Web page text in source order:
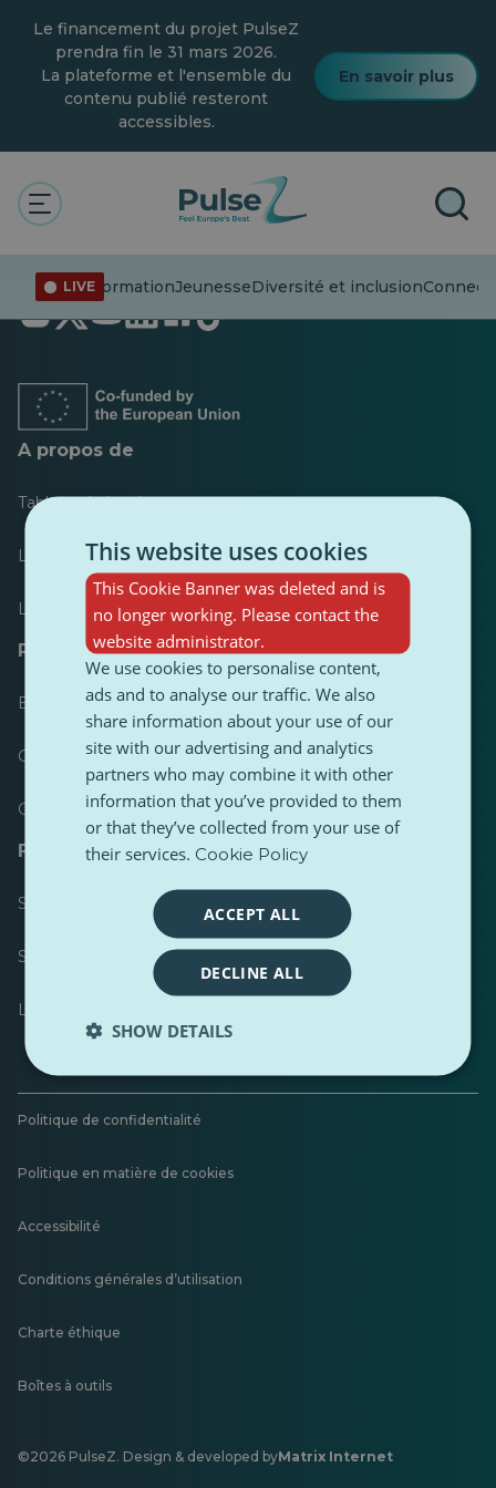
content
Le financement du projet PulseZ
prendra fin le 31 mars 2026.
La plateforme et l'ensemble du
contenu publié resteront
accessibles.
En savoir plus
LIVE
DésinformationJeunesseDiversité et inclusion
S'ouvre
dans
onglet
S'ouvre
dans
onglet
S'ouvre
dans
onglet
dans
onglet
dans
onglet
dans
A propos de
Tableau de bord
Le plus publié
Les plus suivis
Ressources pour les journalistes
Boîtes à outils
Guide de style de contenu PulseZ
Guide de publication pour les contributeurs PulseZ
FAQ
Soumettre une demande
Signaler un problème
Laisser un commentaire
Politique de confidentialité
Politique en matière de cookies
Accessibilité
Conditions générales d’utilisation
Charte éthique
Boîtes à outils
©2026 PulseZ. Design & developed byMatrix Internet
S'ouvre
This website uses cookies
This Cookie Banner was deleted and is
no longer working. Please contact the
website administrator.
We use cookies to personalise content,
ads and to analyse our traffic. We also
share information about your use of our
site with our advertising and analytics
partners who may combine it with other
information that you’ve provided to them
or that they’ve collected from your use of
their services. Cookie Policy
ACCEPT ALL
DECLINE ALL
SHOW DETAILS